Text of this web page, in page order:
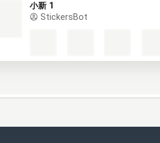
小新 1
StickersBot